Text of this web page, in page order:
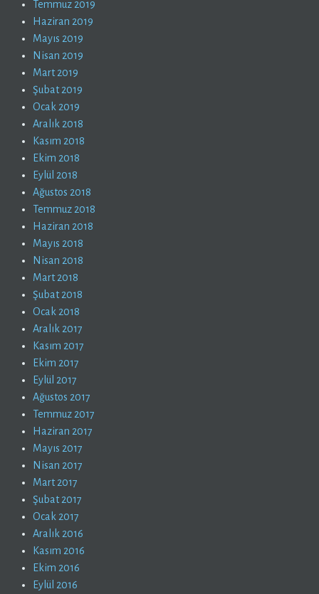
Temmuz 2019
Haziran 2019
Mayıs 2019
Nisan 2019
Mart 2019
Şubat 2019
Ocak 2019
Aralık 2018
Kasım 2018
Ekim 2018
Eylül 2018
Ağustos 2018
Temmuz 2018
Haziran 2018
Mayıs 2018
Nisan 2018
Mart 2018
Şubat 2018
Ocak 2018
Aralık 2017
Kasım 2017
Ekim 2017
Eylül 2017
Ağustos 2017
Temmuz 2017
Haziran 2017
Mayıs 2017
Nisan 2017
Mart 2017
Şubat 2017
Ocak 2017
Aralık 2016
Kasım 2016
Ekim 2016
Eylül 2016